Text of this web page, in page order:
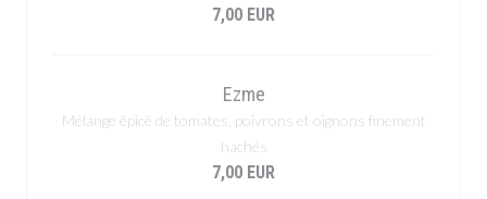
7,00 EUR
Ezme
Mélange épicé de tomates, poivrons et oignons finement
hachés
7,00 EUR